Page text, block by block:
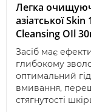
Легка
азіатської
Cleansing OIl
Засіб має
глибокому
оптимальний
вмивання,
стягнутості